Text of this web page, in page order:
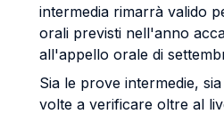
intermedia rimarrà valido
orali previsti nell'anno
all'appello orale di
Sia le prove intermedie,
volte a verificare oltre al